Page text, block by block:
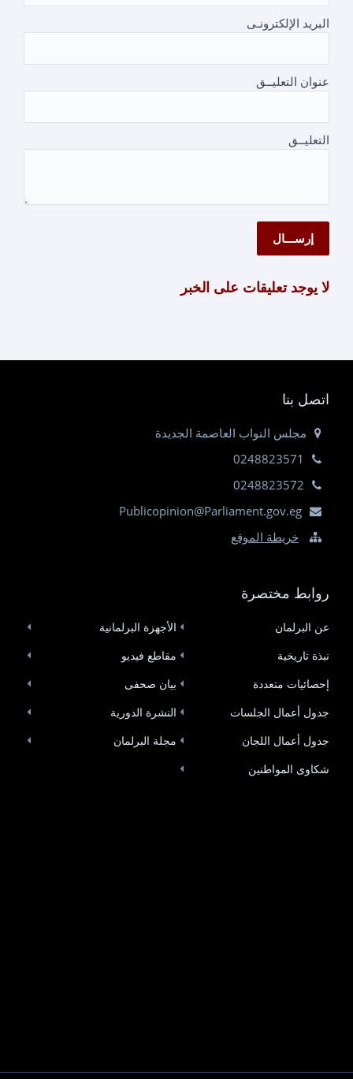
البريد الإلكترونـى
عنوان التعليــق
التعليــق
لا يوجد تعليقات على الخبر
اتصل بنا
مجلس النواب العاصمة الجديدة
0248823571
0248823572
Publicopinion@Parliament.gov.eg
خريطة الموقع
روابط مختصرة
عن البرلمان
نبذة تاريخية
إحصائيات متعددة
جدول أعمال الجلسات
جدول أعمال اللجان
شكاوى المواطنين
الأجهزة البرلمانية
مقاطع فيديو
بيان صحفى
النشرة الدورية
مجلة البرلمان